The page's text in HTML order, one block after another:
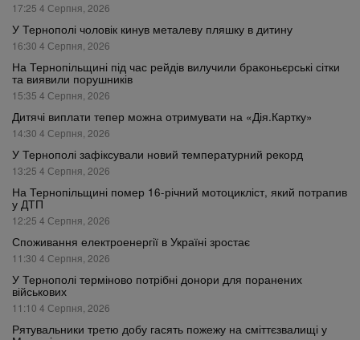
17:25 4 Серпня, 2026
У Тернополі чоловік кинув металеву пляшку в дитину
16:30 4 Серпня, 2026
На Тернопільщині під час рейдів вилучили браконьєрські сітки
та виявили порушників
15:35 4 Серпня, 2026
Дитячі виплати тепер можна отримувати на «Дія.Картку»
14:30 4 Серпня, 2026
У Тернополі зафіксували новий температурний рекорд
13:25 4 Серпня, 2026
На Тернопільщині помер 16-річний мотоцикліст, який потрапив
у ДТП
12:25 4 Серпня, 2026
Споживання електроенергії в Україні зростає
11:30 4 Серпня, 2026
У Тернополі терміново потрібні донори для поранених
військових
11:10 4 Серпня, 2026
Рятувальники третю добу гасять пожежу на сміттєзвалищі у